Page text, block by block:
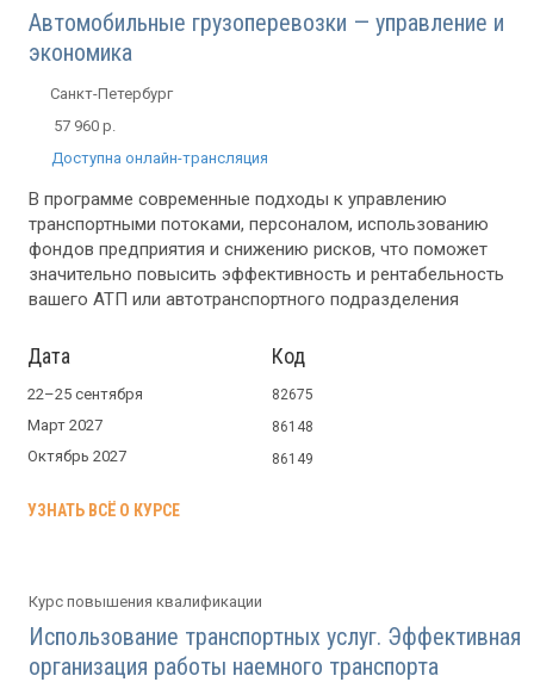
Автомобильные грузоперевозки — управление и
экономика
Санкт-Петербург
57 960 р.
Доступна онлайн-трансляция
В программе современные подходы к управлению
транспортными потоками, персоналом, использованию
фондов предприятия и снижению рисков, что поможет
значительно повысить эффективность и рентабельность
вашего АТП или автотранспортного подразделения
Дата
22–25 сентября
Март 2027
Октябрь 2027
Код
82675
86148
86149
УЗНАТЬ ВСЁ О КУРСЕ
Курс повышения квалификации
Использование транспортных услуг. Эффективная
организация работы наемного транспорта